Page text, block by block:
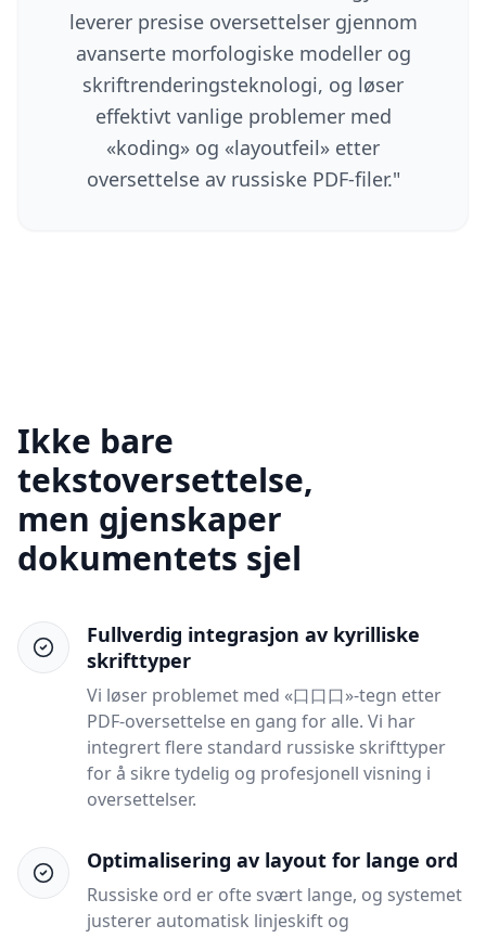
leverer presise oversettelser gjennom
avanserte morfologiske modeller og
skriftrenderingsteknologi, og løser
effektivt vanlige problemer med
«koding» og «layoutfeil» etter
oversettelse av russiske PDF-filer."
Ikke bare
tekstoversettelse,
men gjenskaper
dokumentets sjel
Fullverdig integrasjon av kyrilliske
skrifttyper
Vi løser problemet med «口口口»-tegn etter
PDF-oversettelse en gang for alle. Vi har
integrert flere standard russiske skrifttyper
for å sikre tydelig og profesjonell visning i
oversettelser.
Optimalisering av layout for lange ord
Russiske ord er ofte svært lange, og systemet
justerer automatisk linjeskift og